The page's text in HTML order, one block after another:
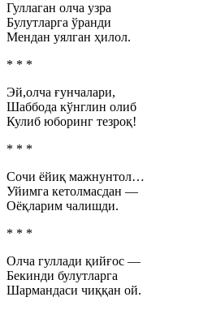
Гуллаган олча узра
Булутларга ўранди
Мендан уялган ҳилол.
* * *
Эй,олча ғунчалари,
Шаббода кўнглин олиб
Кулиб юборинг тезроқ!
* * *
Сочи ёйиқ мажнунтол…
Уйимга кетолмасдан —
Оёқларим чалишди.
* * *
Олча гуллади қийғос —
Бекинди булутларга
Шармандаси чиққан ой.